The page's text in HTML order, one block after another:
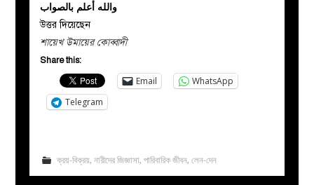
والله أعلم بالصواب
উত্তর দিয়েছেন
শায়েখ উমায়ের কোব্বাদী
Share this:
Email
WhatsApp
Telegram
ক্রয়-বিক্রয়, নারীদের জিজ্ঞাসা, পারিবারিক জীবন, লেন-দেন